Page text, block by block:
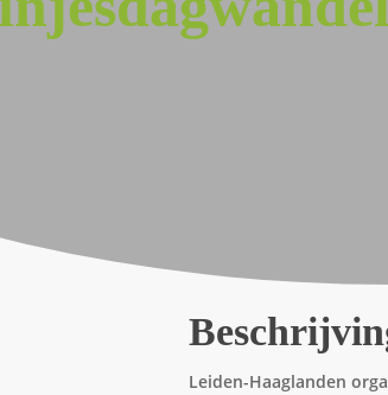
Leiden-Haaglanden